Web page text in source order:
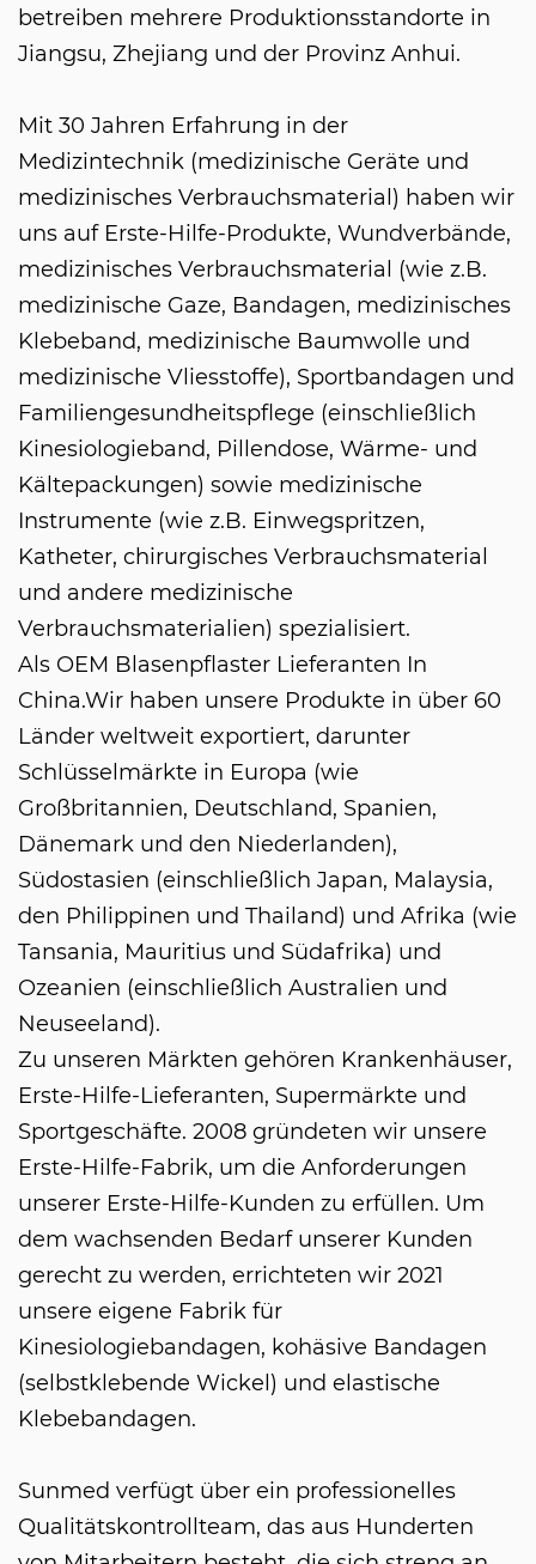
betreiben mehrere Produktionsstandorte in
Jiangsu, Zhejiang und der Provinz Anhui.
Mit 30 Jahren Erfahrung in der
Medizintechnik (medizinische Geräte und
medizinisches Verbrauchsmaterial) haben wir
uns auf Erste-Hilfe-Produkte, Wundverbände,
medizinisches Verbrauchsmaterial (wie z.B.
medizinische Gaze, Bandagen, medizinisches
Klebeband, medizinische Baumwolle und
medizinische Vliesstoffe), Sportbandagen und
Familiengesundheitspflege (einschließlich
Kinesiologieband, Pillendose, Wärme- und
Kältepackungen) sowie medizinische
Instrumente (wie z.B. Einwegspritzen,
Katheter, chirurgisches Verbrauchsmaterial
und andere medizinische
Verbrauchsmaterialien) spezialisiert.
Als OEM Blasenpflaster Lieferanten In
China.Wir haben unsere Produkte in über 60
Länder weltweit exportiert, darunter
Schlüsselmärkte in Europa (wie
Großbritannien, Deutschland, Spanien,
Dänemark und den Niederlanden),
Südostasien (einschließlich Japan, Malaysia,
den Philippinen und Thailand) und Afrika (wie
Tansania, Mauritius und Südafrika) und
Ozeanien (einschließlich Australien und
Neuseeland).
Zu unseren Märkten gehören Krankenhäuser,
Erste-Hilfe-Lieferanten, Supermärkte und
Sportgeschäfte. 2008 gründeten wir unsere
Erste-Hilfe-Fabrik, um die Anforderungen
unserer Erste-Hilfe-Kunden zu erfüllen. Um
dem wachsenden Bedarf unserer Kunden
gerecht zu werden, errichteten wir 2021
unsere eigene Fabrik für
Kinesiologiebandagen, kohäsive Bandagen
(selbstklebende Wickel) und elastische
Klebebandagen.
Sunmed verfügt über ein professionelles
Qualitätskontrollteam, das aus Hunderten